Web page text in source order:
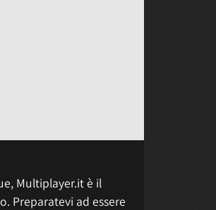
Multiplayer.it è il
Preparatevi ad essere